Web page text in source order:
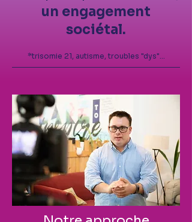
un engagement
sociétal.
*trisomie 21, autisme, troubles "dys"...